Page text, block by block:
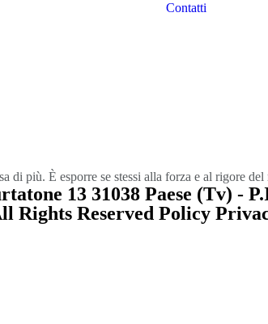
Contatti
di più. È esporre se stessi alla forza e al rigore del
13 31038 Paese (Tv) -
Rights Reserved Policy